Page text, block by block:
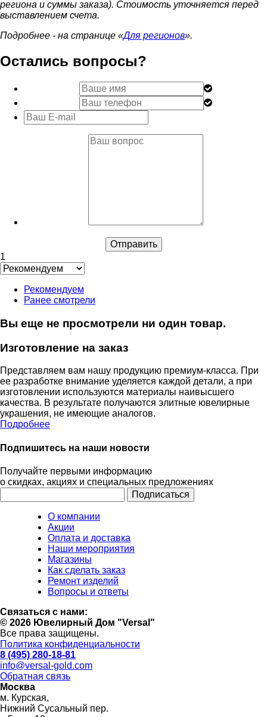
региона и суммы заказа). Стоимость уточняется перед
выставлением счета.
Подробнее - на странице «Для регионов».
Остались вопросы?
1
Рекомендуем
Ранее смотрели
Вы еще не просмотрели ни один товар.
Изготовление на заказ
Представляем вам нашу продукцию премиум-класса. При
ее разработке внимание уделяется каждой детали, а при
изготовлении используются материалы наивысшего
качества. В результате получаются элитные ювелирные
украшения, не имеющие аналогов.
Подробнее
Подпишитесь на наши новости
Получайте первыми информацию
о скидках, акциях и специальных предложениях
О компании
Акции
Оплата и доставка
Наши мероприятия
Магазины
Как сделать заказ
Ремонт изделий
Вопросы и ответы
Связаться с нами:
© 2026 Ювелирный Дом "Versal"
Все права защищены.
Политика конфиденциальности
8 (495) 280-18-81
info@versal-gold.com
Обратная связь
Москва
м. Курская,
Нижний Сусальный пер.